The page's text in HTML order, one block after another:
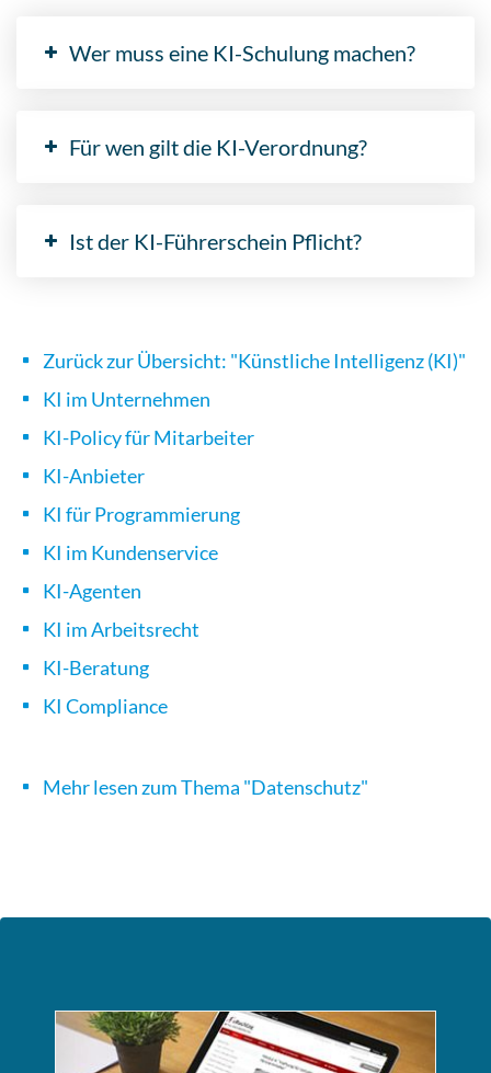
Wer muss eine KI-Schulung machen?
Für wen gilt die KI-Verordnung?
Ist der KI-Führerschein Pflicht?
Zurück zur Übersicht: "Künstliche Intelligenz (KI)"
KI im Unternehmen
KI-Policy für Mitarbeiter
KI-Anbieter
KI für Programmierung
KI im Kundenservice
KI-Agenten
KI im Arbeitsrecht
KI-Beratung
KI Compliance
Mehr lesen zum Thema "Datenschutz"